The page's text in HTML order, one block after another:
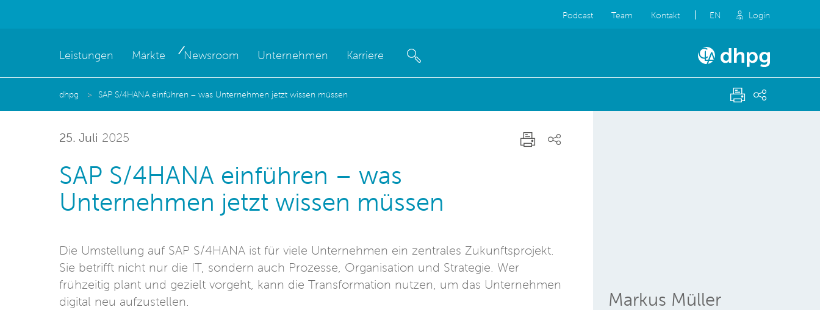
Podcast Team Kontakt EN Login
Leistungen Märkte Newsroom Unternehmen Karriere
dhpg SAP S/4HANA einführen – was Unternehmen jetzt wissen müssen
25. Juli 2025
SAP S/4HANA einführen – was
Unternehmen jetzt wissen müssen
Die Umstellung auf SAP S/4HANA ist für viele Unternehmen ein zentrales Zukunftsprojekt.
Sie betrifft nicht nur die IT, sondern auch Prozesse, Organisation und Strategie. Wer
frühzeitig plant und gezielt vorgeht, kann die Transformation nutzen, um das Unternehmen
digital neu aufzustellen.
Markus Müller